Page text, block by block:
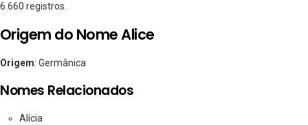
6.660 registros.
Origem do Nome Alice
Origem: Germânica
Nomes Relacionados
Alícia